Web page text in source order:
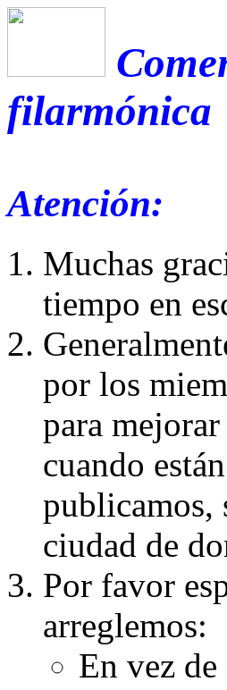
filarmónica
Atención:
Muchas
tiempo en
por los
para
cuando
publicamos,
ciudad de
Por favor
arreglemos:
En vez